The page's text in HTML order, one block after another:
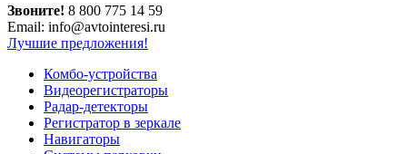
Звоните! 8 800 775 14 59
Email: info@avtointeresi.ru
Лучшие предложения!
Комбо-устройства
Видеорегистраторы
Радар-детекторы
Регистратор в зеркале
Навигаторы